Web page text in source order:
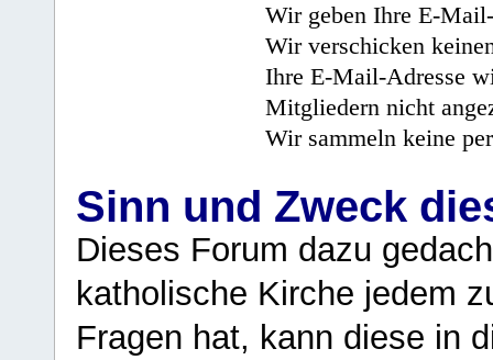
Wir geben Ihre E-
Wir verschicken
Ihre E-Mail-Adresse
Mitgliedern nicht
Wir sammeln keine
Sinn und Zweck
Dieses Forum dazu
katholische Kirche jedem
Fragen hat, kann diese in